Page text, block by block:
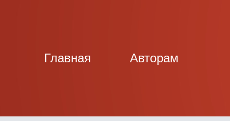
Главная Авторам